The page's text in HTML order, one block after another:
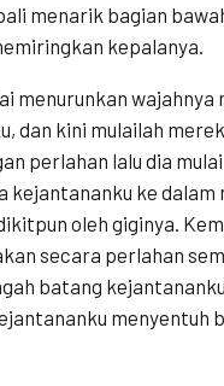
menarik bagian
kepalanya.
menurunkan wajahnya
dan kini mulailah
perlahan lalu dia mulai
kejantananku ke dalam
oleh giginya.
secara perlahan
batang
menyentuh